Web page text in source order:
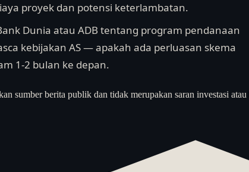
proyek dan potensi keterlambatan.
Dunia atau ADB tentang program pendanaan
kebijakan AS — apakah ada perluasan skema
1-2 bulan ke depan.
sumber berita publik dan tidak merupakan saran investasi